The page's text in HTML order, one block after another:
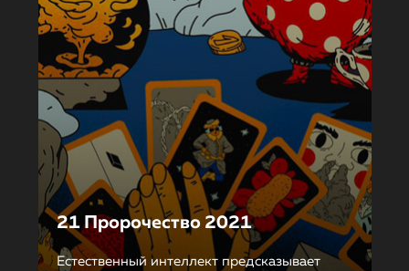
21 Пророчество 2021
Естественный интеллект предсказывает